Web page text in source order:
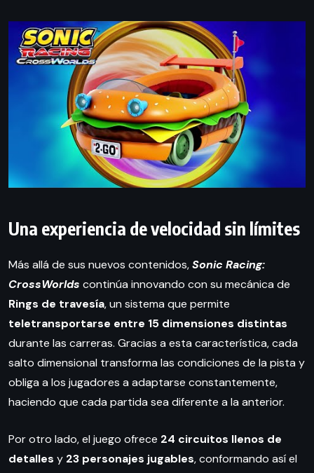
Una experiencia de velocidad sin límites
Más allá de sus nuevos contenidos,Sonic Racing:
CrossWorlds continúa innovando con su mecánica de
Rings de travesía, un sistema que permite
teletransportarse entre 15 dimensiones distintas
durante las carreras. Gracias a esta característica, cada
salto dimensional transforma las condiciones de la pista y
obliga a los jugadores a adaptarse constantemente,
haciendo que cada partida sea diferente a la anterior.
Por otro lado, el juego ofrece 24 circuitos llenos de
detalles y 23 personajes jugables, conformando así el